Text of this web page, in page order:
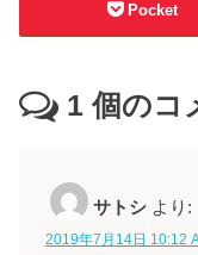
Pocket
1 個のコ
サトシ より:
2019年7月14日 10:12